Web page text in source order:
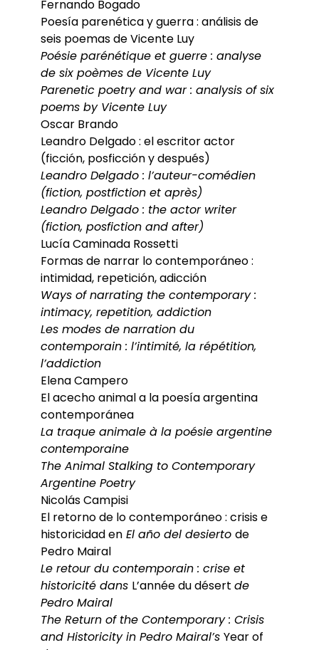
Fernando Bogado
Poesía parenética y guerra : análisis de
seis poemas de Vicente Luy
Poésie parénétique et guerre : analyse
de six poèmes de Vicente Luy
Parenetic poetry and war : analysis of six
poems by Vicente Luy
Oscar Brando
Leandro Delgado : el escritor actor
(ficción, posficción y después)
Leandro Delgado : l’auteur-comédien
(fiction, postfiction et après)
Leandro Delgado : the actor writer
(fiction, posfiction and after)
Lucía Caminada Rossetti
Formas de narrar lo contemporáneo :
intimidad, repetición, adicción
Ways of narrating the contemporary :
intimacy, repetition, addiction
Les modes de narration du
contemporain : l’intimité, la répétition,
l’addiction
Elena Campero
El acecho animal a la poesía argentina
contemporánea
La traque animale à la poésie argentine
contemporaine
The Animal Stalking to Contemporary
Argentine Poetry
Nicolás Campisi
El retorno de lo contemporáneo : crisis e
historicidad enEl año del desierto de
Pedro Mairal
Le retour du contemporain : crise et
historicité dans L’année du désert de
Pedro Mairal
The Return of the Contemporary : Crisis
and Historicity in Pedro Mairal’s Year of